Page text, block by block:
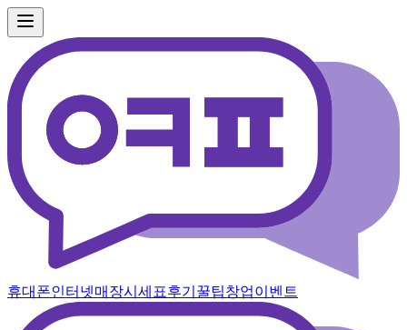
휴대폰인터넷매장시세표후기 꿀팁창업이벤트